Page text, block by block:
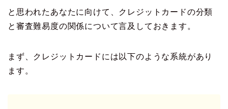
と思われたあなたに向けて、クレジットカードの分類
と審査難易度の関係について言及しておきます。
まず、クレジットカードには以下のような系統があり
ます。